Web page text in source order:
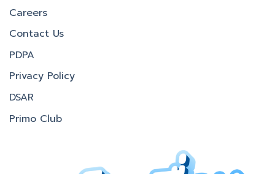
Careers
Contact Us
PDPA
Privacy Policy
DSAR
Primo Club